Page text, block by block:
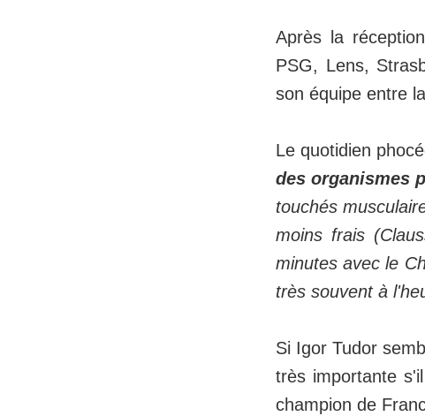
Après la
PSG, Lens,
son équipe entre
Le quotidien
des organismes
touchés
moins frais
minutes avec le
très souvent à
Si Igor Tudor
très importante
champion de